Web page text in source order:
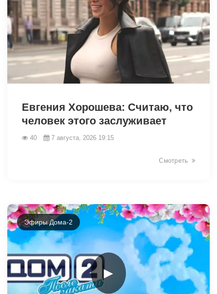
Евгения Хорошева: Считаю, что
человек этого заслуживает
40 7 августа, 2026 19:15
Смотреть
►
Эфиры Дома-2